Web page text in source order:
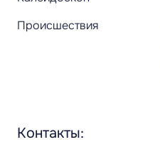
Происшествия
Контакты: